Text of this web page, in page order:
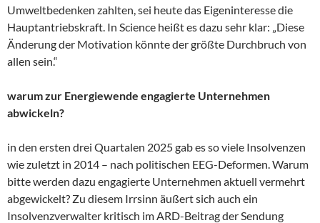
Umweltbedenken zahlten, sei heute das Eigeninteresse die
Hauptantriebskraft. In Science heißt es dazu sehr klar: „Diese
Änderung der Motivation könnte der größte Durchbruch von
allen sein.“
warum zur Energiewende engagierte Unternehmen
abwickeln?
in den ersten drei Quartalen 2025 gab es so viele Insolvenzen
wie zuletzt in 2014 – nach politischen EEG-Deformen. Warum
bitte werden dazu engagierte Unternehmen aktuell vermehrt
abgewickelt? Zu diesem Irrsinn äußert sich auch ein
Insolvenzverwalter kritisch im ARD-Beitrag der Sendung